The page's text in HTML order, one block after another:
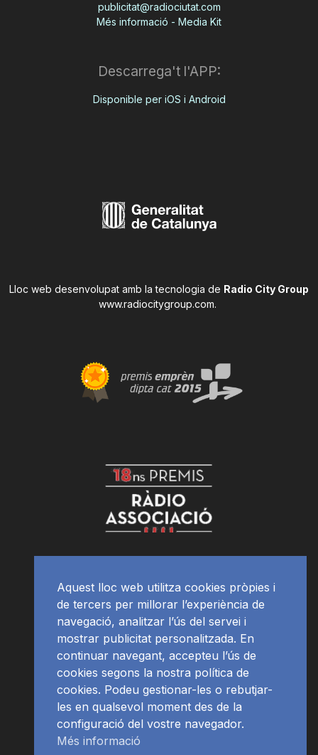
publicitat@radiociutat.com
Més informació - Media Kit
Descarrega't l'APP:
Disponible per iOS i Android
Lloc web desenvolupat amb la tecnologia de Radio City Group
www.radiocitygroup.com.
Aquest lloc web utilitza cookies pròpies i
de tercers per millorar l’experiència de
navegació, analitzar l’ús del servei i
mostrar publicitat personalitzada. En
continuar navegant, accepteu l’ús de
cookies segons la nostra política de
cookies. Podeu gestionar-les o rebutjar-
les en qualsevol moment des de la
configuració del vostre navegador.
Més informació